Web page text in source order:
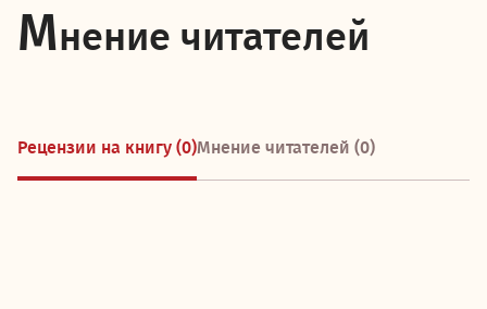
Мнение читателей
Рецензии на книгу (0)Мнение читателей (0)